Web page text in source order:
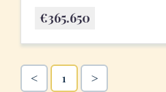
€365.650
< 1 >